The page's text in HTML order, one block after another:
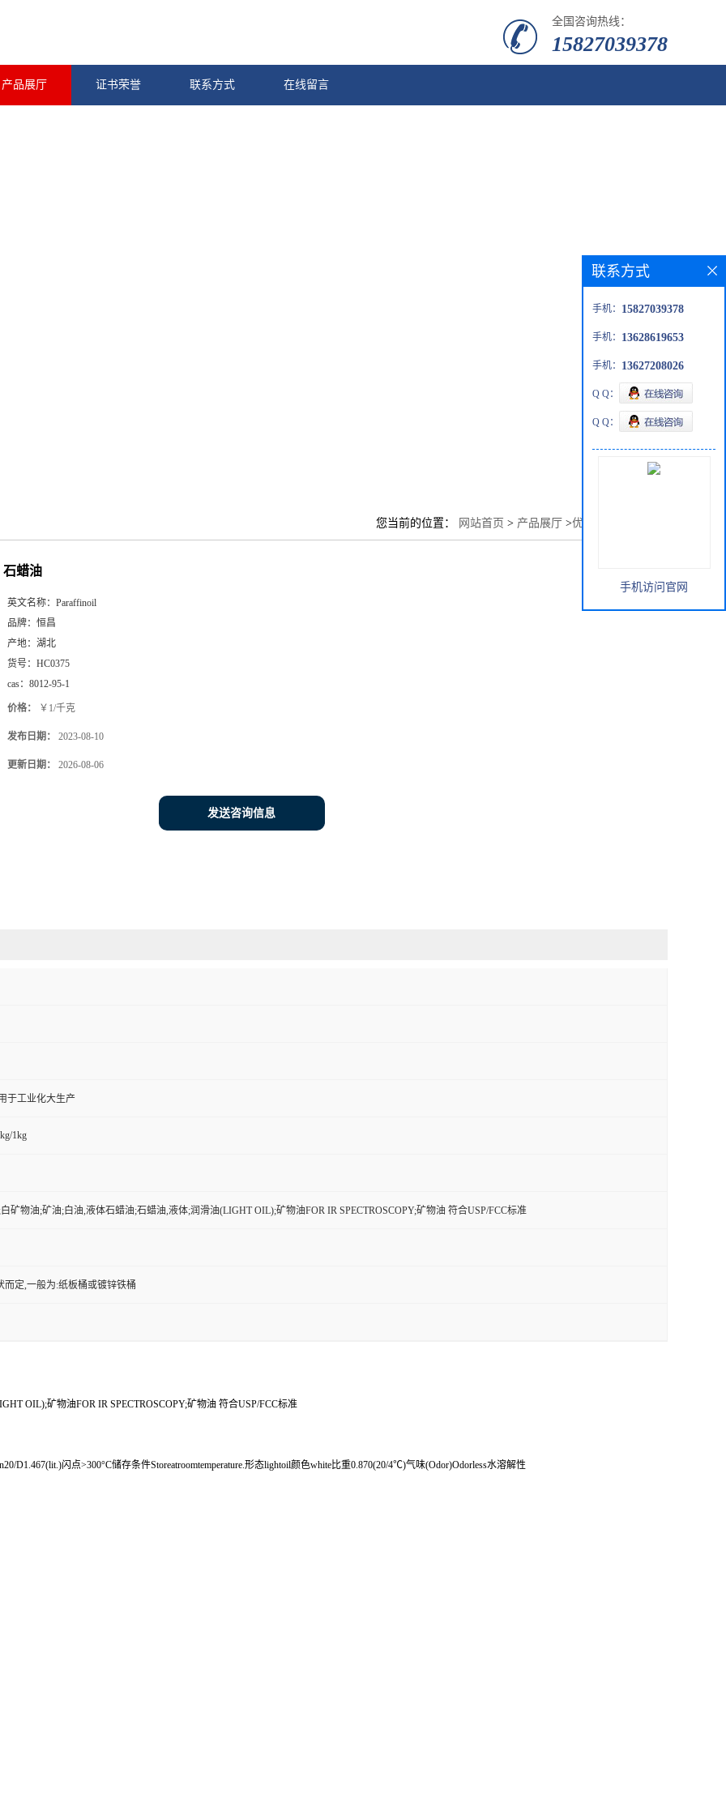
全国咨询热线：
15827039378
产品展厅 证书荣誉 联系方式 在线留言
您当前的位置： 网站首页 > 产品展厅 >优势品种
石蜡油
英文名称： Paraffinoil
品牌： 恒昌
产地： 湖北
货号： HC0375
cas： 8012-95-1
价格： ￥1/千克
发布日期： 2023-08-10
更新日期： 2026-08-06
发送咨询信息
于工业化大生产
1kg
矿物油;矿油;白油,液体石蜡油;石蜡油,液体;润滑油(LIGHT OIL);矿物油FOR IR SPECTROSCOPY;矿物油 符合USP/FCC标准
而定,一般为:纸板桶或镀锌铁桶
OIL);矿物油FOR IR SPECTROSCOPY;矿物油 符合USP/FCC标准
D1.467(lit.)闪点>300°C储存条件Storeatroomtemperature.形态lightoil颜色white比重0.870(20/4℃)气味(Odor)Odorless水溶解性
联系方式
手机： 15827039378
手机： 13628619653
手机： 13627208026
Q Q：
Q Q：
手机访问官网